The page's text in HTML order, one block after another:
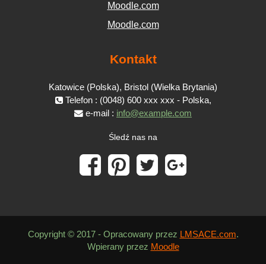
Moodle.com
Moodle.com
Kontakt
Katowice (Polska), Bristol (Wielka Brytania)
Telefon : (0048) 600 xxx xxx - Polska,
e-mail : info@example.com
Śledź nas na
Copyright © 2017 - Opracowany przez LMSACE.com.
Wpierany przez Moodle